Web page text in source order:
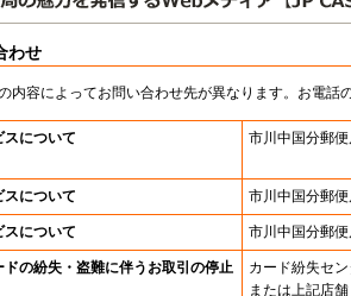
わせ
内容によってお問い合わせ先が異なります。お電話
スについて 市川中国分郵
スについて 市川中国分郵
スについて 市川中国分郵
ドの紛失・盗難に伴うお取引の停止
カード紛失セ
または上記店舗